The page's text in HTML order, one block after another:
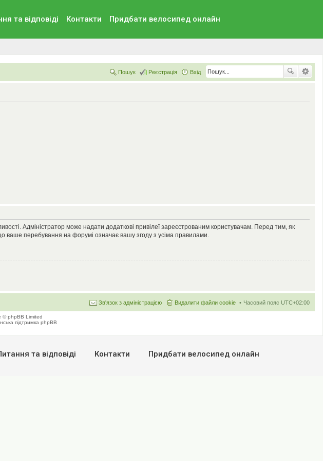
та вiдповiдi Контакти Придбати велосипед онлайн
Вхід
Реєстрація
Пошук
Адміністратор може надати додаткові привілеї зареєстрованим користувачам. Перед тим, як
ваше перебування на форумі означає вашу згоду з усіма правилами.
Часовий пояс UTC+02:00
Видалити файли cookie
Зв'язок з адміністрацією
© phpBB Limited
підтримка phpBB
та вiдповiдi Контакти Придбати велосипед онлайн